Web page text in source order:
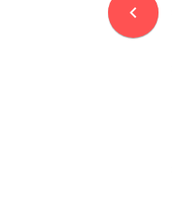
navigate_before